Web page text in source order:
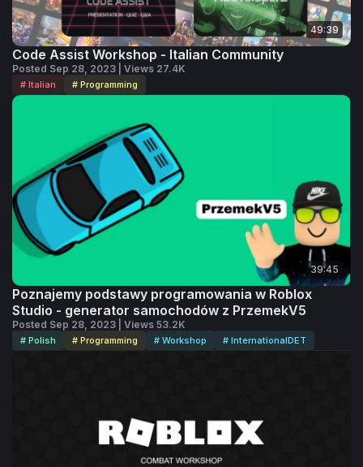
49:39
Code Assist Workshop - Italian Community
Posted Sep 28, 2023 | Views 27.4K
# Italian # Programming
39:45
Poznajemy podstawy programowania w Roblox
Studio - generator samochodów z PrzemekV5
Posted Sep 28, 2023 | Views 53.2K
# Polish # Programming # Workshop # InternationalDET